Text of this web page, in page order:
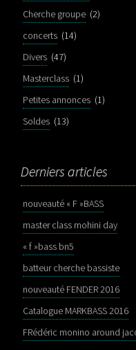
Cherche groupe (2)
concerts (14)
Divers (47)
Masterclass (1)
Petites annonces (1)
Soldes (13)
Derniers articles
nouveauté « F »BASS
master class mohini day
« f »bass bn5
batteur cherche bassiste
nouveauté FENDER 2016
Catalogue MARKBASS 2016
FRédéric monino around